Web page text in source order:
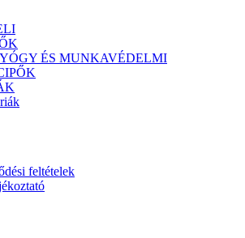
ÉS MUNKAVÉDELMI
feltételek